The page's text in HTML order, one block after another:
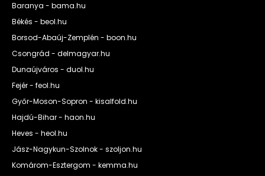
Baranya - bama.hu
Békés - beol.hu
Borsod-Abaúj-Zemplén - boon.hu
Csongrád - delmagyar.hu
Dunaújváros - duol.hu
Fejér - feol.hu
Győr-Moson-Sopron - kisalfold.hu
Hajdú-Bihar - haon.hu
Heves - heol.hu
Jász-Nagykun-Szolnok - szoljon.hu
Komárom-Esztergom - kemma.hu